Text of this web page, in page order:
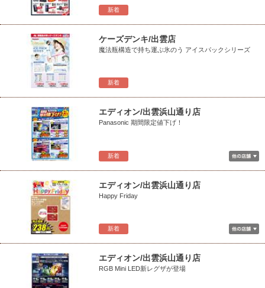
新着
新着
ケーズデンキ/出雲店
魔法瓶構造で持ち運ぶ氷のう アイスパックシリーズ
新着
エディオン/出雲浜山通り店
Panasonic 期間限定値下げ！
新着
エディオン/出雲浜山通り店
Happy Friday
エディオン/出雲浜山通り店
RGB Mini LED新レグザが登場